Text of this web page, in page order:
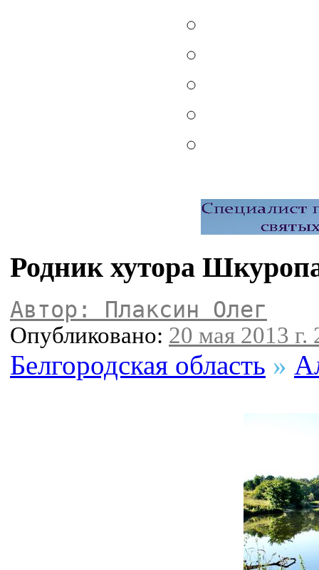
Родник хутора
Автор: Плаксин Олег
Опубликовано: 20 мая 2013 г.
Белгородская область »